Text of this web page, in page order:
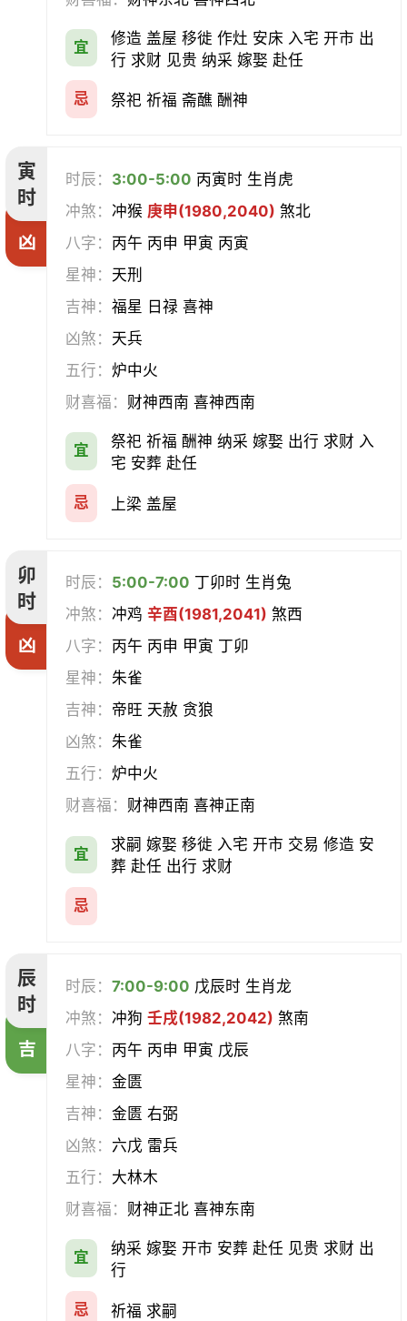
会亲友 伐木 架马 扫舍
入学
断蚁 归岫 修坟
破土 安葬 立碑
除服 移柩
修墓 塞穴
宜
修造 盖屋 移徙 作灶 安床 入宅 开市 出
行 求财 见贵 纳采 嫁娶 赴任
忌 祭祀 祈福 斋醮 酬神
寅
时
凶
时辰： 3:00-5:00 丙寅时 生肖虎
冲煞：冲猴 庚申(1980,2040) 煞北
八字： 丙午 丙申 甲寅 丙寅
星神： 天刑
吉神：福星 日禄 喜神
凶煞： 天兵
五行： 炉中火
财喜福： 财神西南 喜神西南
宜
祭祀 祈福 酬神 纳采 嫁娶 出行 求财 入
宅 安葬 赴任
忌 上梁 盖屋
卯
时
凶
时辰： 5:00-7:00 丁卯时 生肖兔
冲煞：冲鸡辛酉(1981,2041) 煞西
八字： 丙午 丙申 甲寅 丁卯
星神：朱雀
吉神： 帝旺 天赦 贪狼
凶煞：朱雀
五行： 炉中火
财喜福： 财神西南 喜神正南
宜
求嗣 嫁娶 移徙 入宅 开市 交易 修造 安
葬 赴任 出行 求财
忌
辰
时
吉
时辰：7:00-9:00 戊辰时 生肖龙
冲煞：冲狗壬戌(1982,2042) 煞南
八字： 丙午 丙申 甲寅 戊辰
星神：金匮
吉神：金匮 右弼
凶煞： 六戊 雷兵
五行： 大林木
财喜福： 财神正北 喜神东南
宜
纳采 嫁娶 开市 安葬 赴任 见贵 求财 出
行
忌 祈福 求嗣